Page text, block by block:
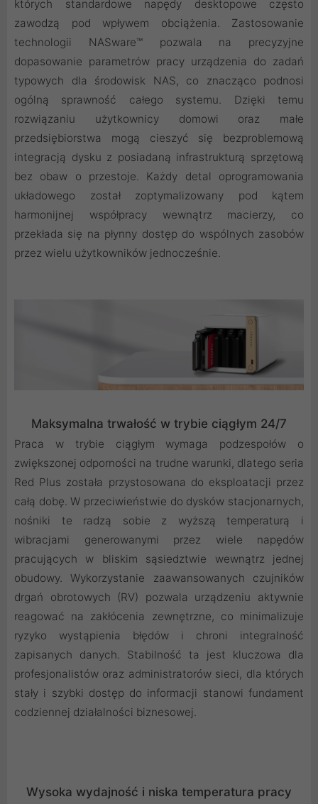
których standardowe napędy desktopowe często
zawodzą pod wpływem obciążenia. Zastosowanie
technologii NASware™ pozwala na precyzyjne
dopasowanie parametrów pracy urządzenia do zadań
typowych dla środowisk NAS, co znacząco podnosi
ogólną sprawność całego systemu. Dzięki temu
rozwiązaniu użytkownicy domowi oraz małe
przedsiębiorstwa mogą cieszyć się bezproblemową
integracją dysku z posiadaną infrastrukturą sprzętową
bez obaw o przestoje. Każdy detal oprogramowania
układowego został zoptymalizowany pod kątem
harmonijnej współpracy wewnątrz macierzy, co
przekłada się na płynny dostęp do wspólnych zasobów
przez wielu użytkowników jednocześnie.
Maksymalna trwałość w trybie ciągłym 24/7
Praca w trybie ciągłym wymaga podzespołów o
zwiększonej odporności na trudne warunki, dlatego seria
Red Plus została przystosowana do eksploatacji przez
całą dobę. W przeciwieństwie do dysków stacjonarnych,
nośniki te radzą sobie z wyższą temperaturą i
wibracjami generowanymi przez wiele napędów
pracujących w bliskim sąsiedztwie wewnątrz jednej
obudowy. Wykorzystanie zaawansowanych czujników
drgań obrotowych (RV) pozwala urządzeniu aktywnie
reagować na zakłócenia zewnętrzne, co minimalizuje
ryzyko wystąpienia błędów i chroni integralność
zapisanych danych. Stabilność ta jest kluczowa dla
profesjonalistów oraz administratorów sieci, dla których
stały i szybki dostęp do informacji stanowi fundament
codziennej działalności biznesowej.
Wysoka wydajność i niska temperatura pracy